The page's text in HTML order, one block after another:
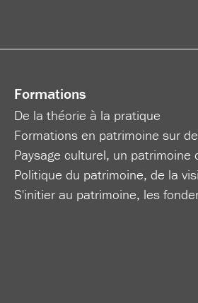
Formations
De la théorie à la pratique
Formations en patrimoine sur
Paysage culturel, un patrimoine
Politique du patrimoine, de la
S'initier au patrimoine, les